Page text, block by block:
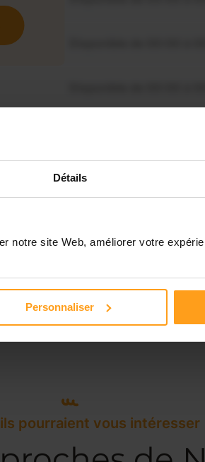
Détails
notre site Web, améliorer votre
Personnaliser
pourraient vous intéresser